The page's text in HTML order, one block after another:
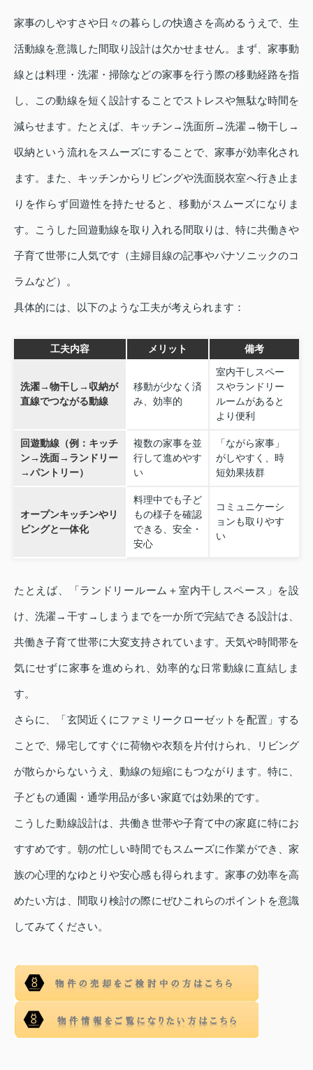
家事のしやすさや日々の暮らしの快適さを高めるうえで、生
活動線を意識した間取り設計は欠かせません。まず、家事動
線とは料理・洗濯・掃除などの家事を行う際の移動経路を指
し、この動線を短く設計することでストレスや無駄な時間を
減らせます。たとえば、キッチン→洗面所→洗濯→物干し→
収納という流れをスムーズにすることで、家事が効率化され
ます。また、キッチンからリビングや洗面脱衣室へ行き止ま
りを作らず回遊性を持たせると、移動がスムーズになりま
す。こうした回遊動線を取り入れる間取りは、特に共働きや
子育て世帯に人気です（主婦目線の記事やパナソニックのコ
ラムなど）。
具体的には、以下のような工夫が考えられます：
工夫内容 メリット 備考
洗濯→物干し→収納が
直線でつながる動線
移動が少なく済
み、効率的
室内干しスペー
スやランドリー
ルームがあると
より便利
回遊動線（例：キッチ
ン→洗面→ランドリー
→パントリー）
複数の家事を並
行して進めやす
い
「ながら家事」
がしやすく、時
短効果抜群
オープンキッチンやリ
ビングと一体化
料理中でも子ど
もの様子を確認
できる、安全・
安心
コミュニケーシ
ョンも取りやす
い
たとえば、「ランドリールーム＋室内干しスペース」を設
け、洗濯→干す→しまうまでを一か所で完結できる設計は、
共働き子育て世帯に大変支持されています。天気や時間帯を
気にせずに家事を進められ、効率的な日常動線に直結しま
す。
さらに、「玄関近くにファミリークローゼットを配置」する
ことで、帰宅してすぐに荷物や衣類を片付けられ、リビング
が散らからないうえ、動線の短縮にもつながります。特に、
子どもの通園・通学用品が多い家庭では効果的です。
こうした動線設計は、共働き世帯や子育て中の家庭に特にお
すすめです。朝の忙しい時間でもスムーズに作業ができ、家
族の心理的なゆとりや安心感も得られます。家事の効率を高
めたい方は、間取り検討の際にぜひこれらのポイントを意識
してみてください。